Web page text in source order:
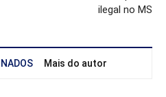
ilegal no MS
Mais do autor